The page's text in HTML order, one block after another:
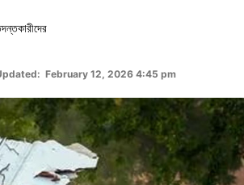
February 12, 2026 4:45 pm